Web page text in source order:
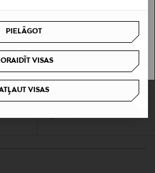
PIELĀGOT
VISAS
VISAS
IZPĀRDOŠANA 60%
A+MORE
Tijuana kreklblūze
19,90 €